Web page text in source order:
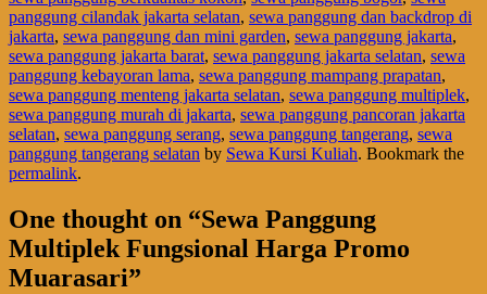
panggung cilandak jakarta selatan, sewa panggung dan backdrop di
jakarta, sewa panggung dan mini garden, sewa panggung jakarta,
sewa panggung jakarta barat, sewa panggung jakarta selatan, sewa
panggung kebayoran lama, sewa panggung mampang prapatan,
sewa panggung menteng jakarta selatan, sewa panggung multiplek,
sewa panggung murah di jakarta, sewa panggung pancoran jakarta
selatan, sewa panggung serang, sewa panggung tangerang, sewa
panggung tangerang selatan by Sewa Kursi Kuliah. Bookmark the
permalink.
One thought on “Sewa Panggung
Multiplek Fungsional Harga Promo
Muarasari”